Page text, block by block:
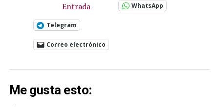
Entrada WhatsApp
Telegram
Correo electrónico
Me gusta esto: